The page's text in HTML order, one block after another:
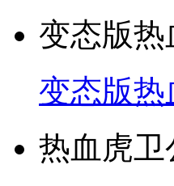
变态版热
变态版热
热血虎卫